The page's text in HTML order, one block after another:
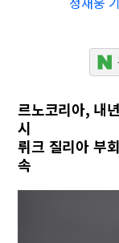
르노코리아, 내
시
뤼크 질리아 부
속